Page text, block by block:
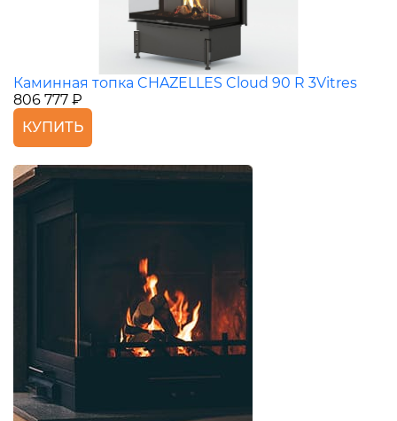
Каминная топка CHAZELLES Cloud 90 R 3Vitres
806 777 ₽
КУПИТЬ